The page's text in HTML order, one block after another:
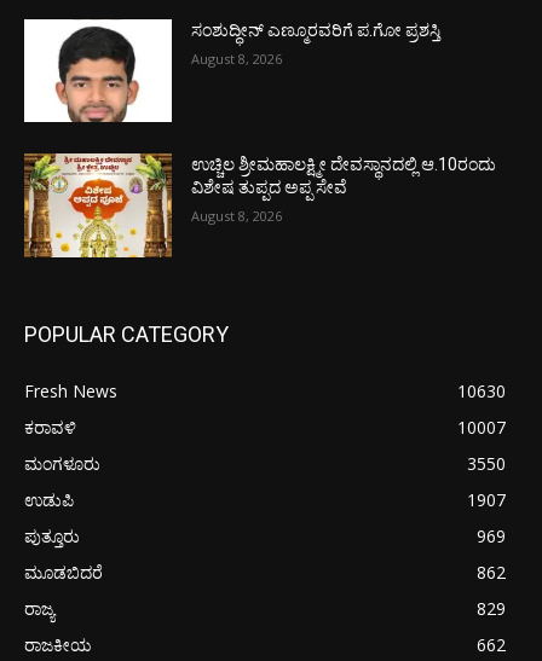
ಸಂಶುದ್ಧೀನ್ ಎಣ್ಮೂರವರಿಗೆ ಪ.ಗೋ ಪ್ರಶಸ್ತಿ
August 8, 2026
ಉಚ್ಚಿಲ ಶ್ರೀಮಹಾಲಕ್ಷ್ಮೀ ದೇವಸ್ಥಾನದಲ್ಲಿ ಆ.10ರಂದು
ವಿಶೇಷ ತುಪ್ಪದ ಅಪ್ಪ ಸೇವೆ
August 8, 2026
POPULAR CATEGORY
Fresh News
10630
ಕರಾವಳಿ
10007
ಮಂಗಳೂರು
3550
ಉಡುಪಿ
1907
ಪುತ್ತೂರು
969
ಮೂಡಬಿದರೆ
862
ರಾಜ್ಯ
829
ರಾಜಕೀಯ
662